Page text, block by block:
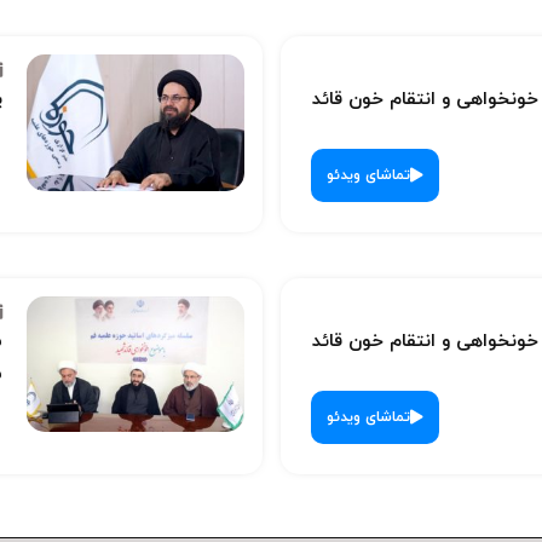
و انتقام خون قائد
تماشای ویدئو
و انتقام خون قائد
تماشای ویدئو